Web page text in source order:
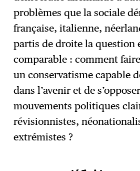
problèmes que la sociale
française, italienne,
partis de droite la question
comparable : comment
un conservatisme capable
dans l’avenir et de
mouvements politiques
révisionnistes,
extrémistes ?